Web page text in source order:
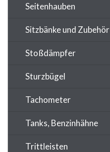
Seitenhauben
Sitzbänke und Zubehör
Stoßdämpfer
Sturzbügel
Tachometer
Tanks, Benzinhähne
Trittleisten